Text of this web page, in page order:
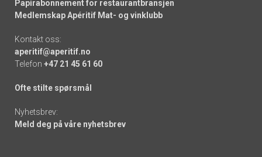
Papirabonnement for restaurantbransjen
Medlemskap Apéritif Mat- og vinklubb
Kontakt oss:
aperitif@aperitif.no
Telefon +47 21 45 61 60
Ofte stilte spørsmål
Nyhetsbrev:
Meld deg på våre nyhetsbrev